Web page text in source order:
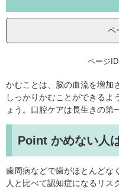
ペ
ページ
かむことは、脳の血流を増加
しっかりかむことができるよ
ょう。口腔ケアは長生きの第
Point かめない人
歯周病などで歯がほとんどな
人と比べて認知症になるリス